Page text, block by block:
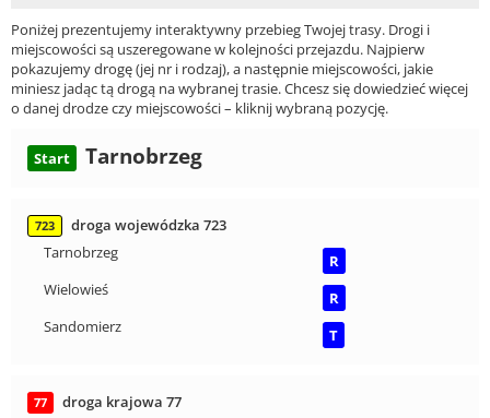
Poniżej prezentujemy interaktywny przebieg Twojej trasy. Drogi i
miejscowości są uszeregowane w kolejności przejazdu. Najpierw
pokazujemy drogę (jej nr i rodzaj), a następnie miejscowości, jakie
miniesz jadąc tą drogą na wybranej trasie. Chcesz się dowiedzieć więcej
o danej drodze czy miejscowości – kliknij wybraną pozycję.
Start Tarnobrzeg
723
droga wojewódzka 723
Tarnobrzeg
R
Wielowieś
R
Sandomierz
T
77
droga krajowa 77